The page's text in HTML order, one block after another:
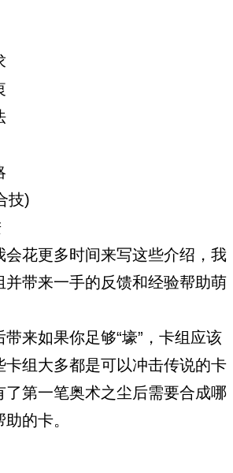
技)
会花更多时间来写这些介绍，我
并带来一手的反馈和经验帮助萌
来如果你足够“壕”，卡组应该
卡组大多都是可以冲击传说的卡
了第一笔奥术之尘后需要合成哪
的卡。